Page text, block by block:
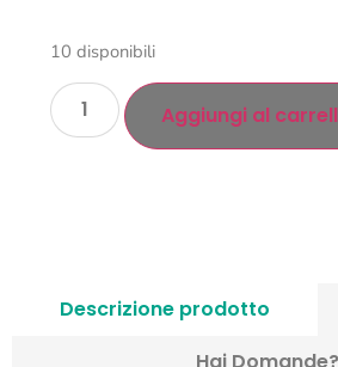
10 disponibili
Aggiungi al
Descrizione prodotto
Hai Domande?